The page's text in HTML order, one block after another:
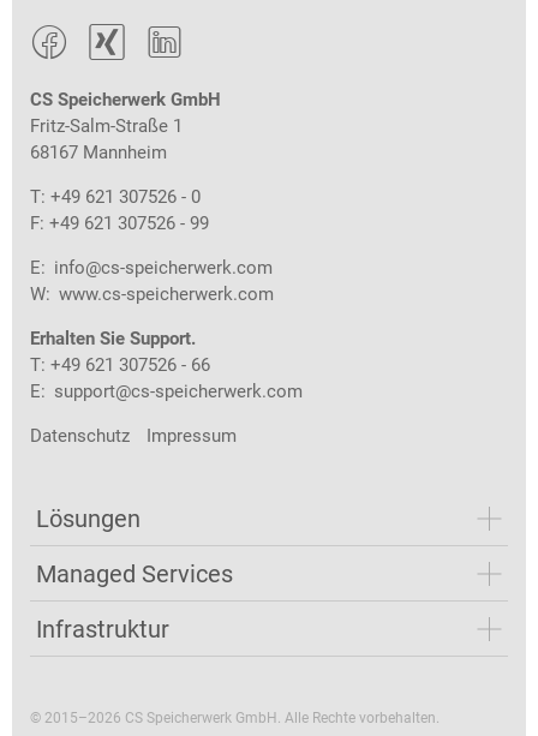
  
CS Speicherwerk GmbH
Fritz-Salm-Straße 1
68167 Mannheim
T: +49 621 307526 - 0
F: +49 621 307526 - 99
E: info@cs-speicherwerk.com
W: www.cs-speicherwerk.com
Erhalten Sie Support.
T: +49 621 307526 - 66
E: support@cs-speicherwerk.com
Datenschutz Impressum
Lösungen
Managed Services
Infrastruktur
© 2015–2026 CS Speicherwerk GmbH. Alle Rechte vorbehalten.